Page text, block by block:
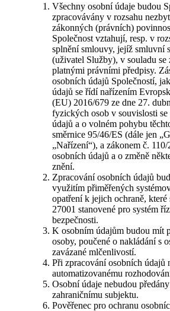
Všechny osobní údaje budou
zpracovávány v rozsahu
zákonných (právních)
Společnost vztahují, resp. v
splnění smlouvy, jejíž smluvní
(uživatel Služby), v souladu se
platnými právními předpisy.
osobních údajů Společností,
údajů se řídí nařízením
(EU) 2016/679 ze dne 27.
fyzických osob v souvislosti
údajů a o volném pohybu
směrnice 95/46/ES (dále jen
„Nařízení“), a zákonem č.
osobních údajů a o změně
znění.
Zpracování osobních údajů
využitím přiměřených
opatření k jejich ochraně,
27001 stanovené pro systém
bezpečnosti.
K osobním údajům budou mít
osoby, poučené o nakládání s
zavázané mlčenlivostí.
Při zpracování osobních údajů
automatizovanému
Osobní údaje nebudou
zahraničnímu subjektu.
Pověřenec pro ochranu